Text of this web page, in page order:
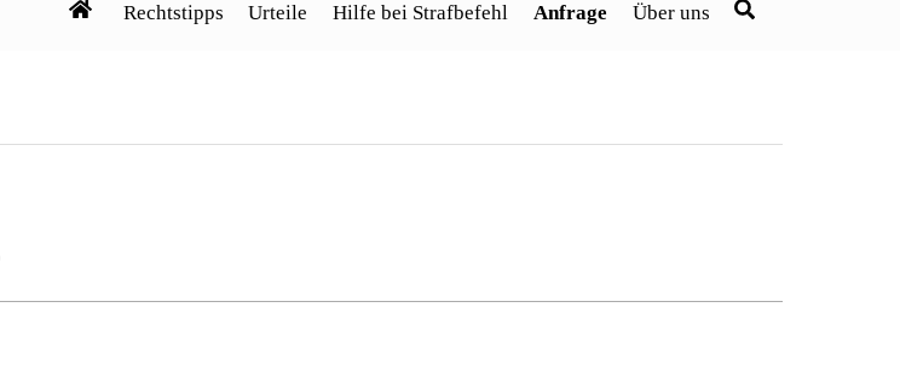
Rechtstipps Urteile Hilfe bei Strafbefehl Anfrage Über uns